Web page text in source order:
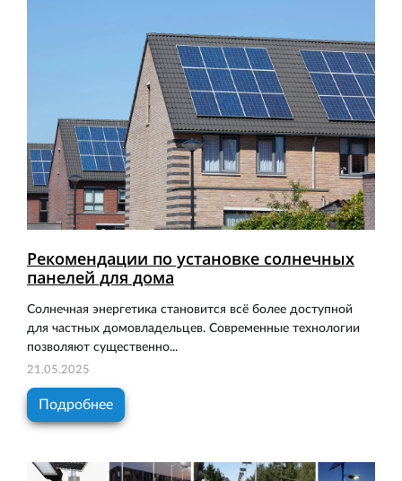
Рекомендации по установке солнечных
панелей для дома
Солнечная энергетика становится всё более доступной
для частных домовладельцев. Современные технологии
позволяют существенно...
21.05.2025
Подробнее